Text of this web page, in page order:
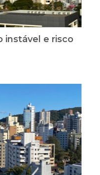
instável e risco